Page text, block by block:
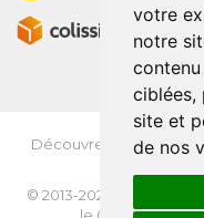
votre
notre
ciblées,
site et
de nos
Découvrez
© 2013-2026
-